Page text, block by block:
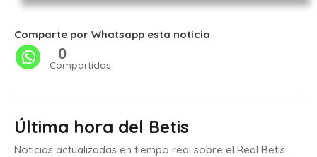
Comparte por Whatsapp esta noticia
0
Compartidos
Última hora del Betis
Noticias actualizadas en tiempo real sobre el Real Betis